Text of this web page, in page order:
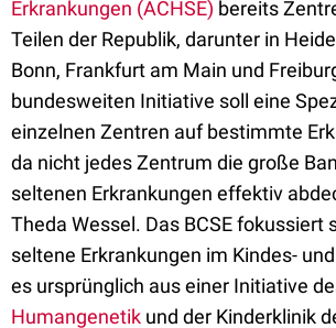
Erkrankungen (ACHSE) bereits
Teilen der Republik, darunter in
Bonn, Frankfurt am Main und
bundesweiten Initiative soll eine
einzelnen Zentren auf bestimmte
da nicht jedes Zentrum die große
seltenen Erkrankungen effektiv
Theda Wessel. Das BCSE fokussiert
seltene Erkrankungen im Kindes-
es ursprünglich aus einer Initiative
Humangenetik und der Kinderklinik